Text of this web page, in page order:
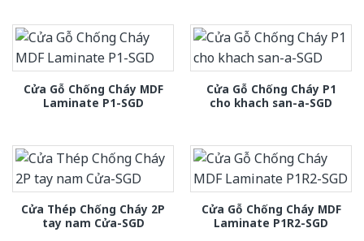
Cửa Gỗ Chống Cháy MDF
Laminate P1-SGD
Cửa Gỗ Chống Cháy P1
cho khach san-a-SGD
Cửa Thép Chống Cháy 2P
tay nam Cửa-SGD
Cửa Gỗ Chống Cháy MDF
Laminate P1R2-SGD